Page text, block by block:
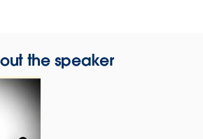
the speaker